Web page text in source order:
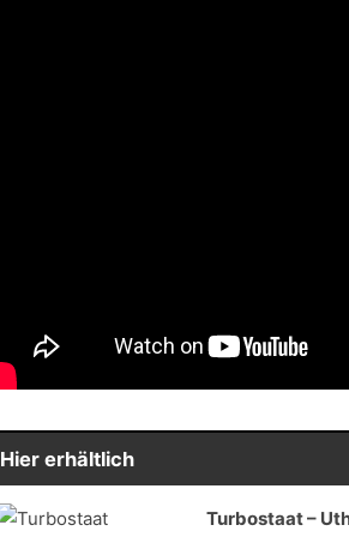
Hier erhältlich
Turbostaat –